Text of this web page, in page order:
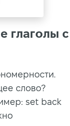
глаголы с
слово?
set back